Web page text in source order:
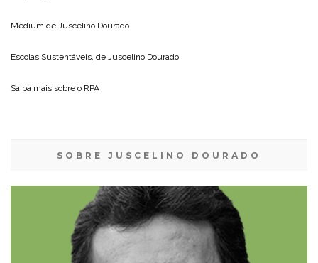
Medium de Juscelino Dourado
Escolas Sustentáveis, de Juscelino Dourado
Saiba mais sobre o RPA
SOBRE JUSCELINO DOURADO